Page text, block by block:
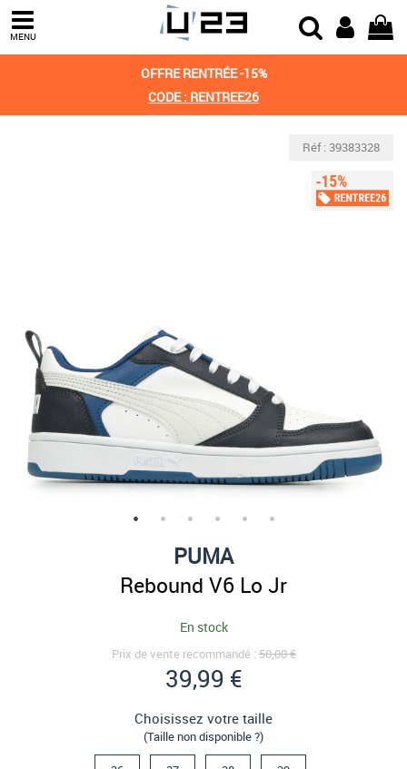
MENU
OFFRE RENTRÉE -15%
CODE : RENTREE26
Réf : 39383328
PUMA
Rebound V6 Lo Jr
En stock
Prix de vente recommandé :50,00 €
39,99 €
Choisissez votre taille
(Taille non disponible ?)